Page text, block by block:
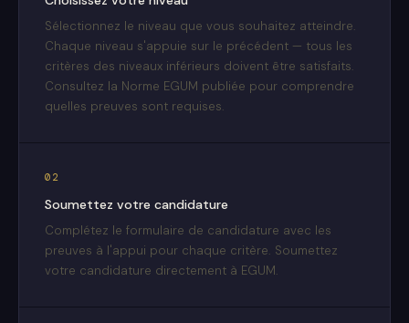
Sélectionnez le niveau que vous souhaitez atteindre.
Chaque niveau s'appuie sur le précédent — tous les
critères des niveaux inférieurs doivent être satisfaits.
Consultez la Norme EGUM publiée pour comprendre
quelles preuves sont requises.
02
Soumettez votre candidature
Complétez le formulaire de candidature avec les
preuves à l'appui pour chaque critère. Soumettez
votre candidature directement à EGUM.